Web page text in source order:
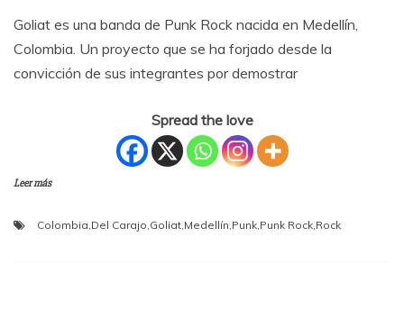
Goliat es una banda de Punk Rock nacida en Medellín,
Colombia. Un proyecto que se ha forjado desde la
convicción de sus integrantes por demostrar
Spread the love
Leer más
Colombia,Del Carajo,Goliat,Medellín,Punk,Punk Rock,Rock